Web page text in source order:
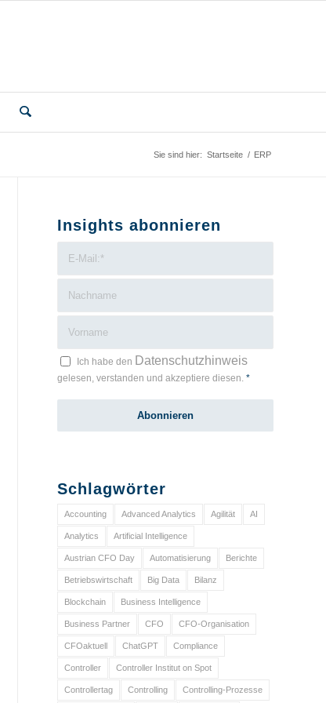
Sie sind hier: Startseite / ERP
Insights abonnieren
Ich habe den Datenschutzhinweis
gelesen, verstanden und akzeptiere diesen.*
Schlagwörter
Accounting Advanced Analytics Agilität AI
Analytics Artificial Intelligence
Austrian CFO Day Automatisierung Berichte
Betriebswirtschaft Big Data Bilanz
Blockchain Business Intelligence
Business Partner CFO CFO-Organisation
CFOaktuell ChatGPT Compliance
Controller Controller Institut on Spot
Controllertag Controlling Controlling-Prozesse